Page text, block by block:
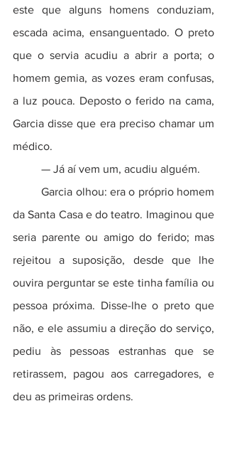
este que alguns homens conduziam,
escada acima, ensanguentado. O preto
que o servia acudiu a abrir a porta; o
homem gemia, as vozes eram confusas,
a luz pouca. Deposto o ferido na cama,
Garcia disse que era preciso chamar um
médico.
	— Já aí vem um, acudiu alguém.
	Garcia olhou: era o próprio homem
da Santa Casa e do teatro. Imaginou que
seria parente ou amigo do ferido; mas
rejeitou a suposição, desde que lhe
ouvira perguntar se este tinha família ou
pessoa próxima. Disse-lhe o preto que
não, e ele assumiu a direção do serviço,
pediu às pessoas estranhas que se
retirassem, pagou aos carregadores, e
deu as primeiras ordens.